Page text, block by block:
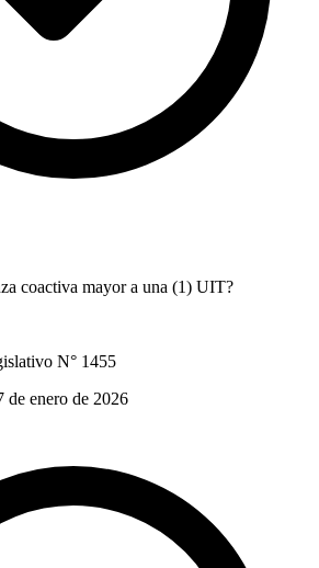
coactiva mayor a una (1) UIT?
N° 1455
de enero de 2026